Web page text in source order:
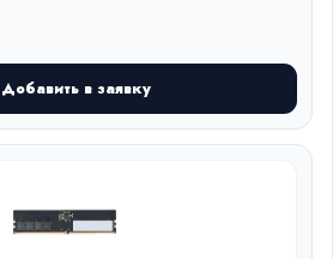
Добавить в заявку